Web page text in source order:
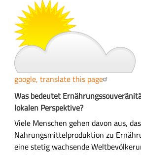
u
n
google, translate this page
A
u
s
f
ü
Was bedeutet
lokalen Perspektive?
Viele Menschen gehen davon aus,
Nahrungsmittelproduktion zu
eine stetig wachsende